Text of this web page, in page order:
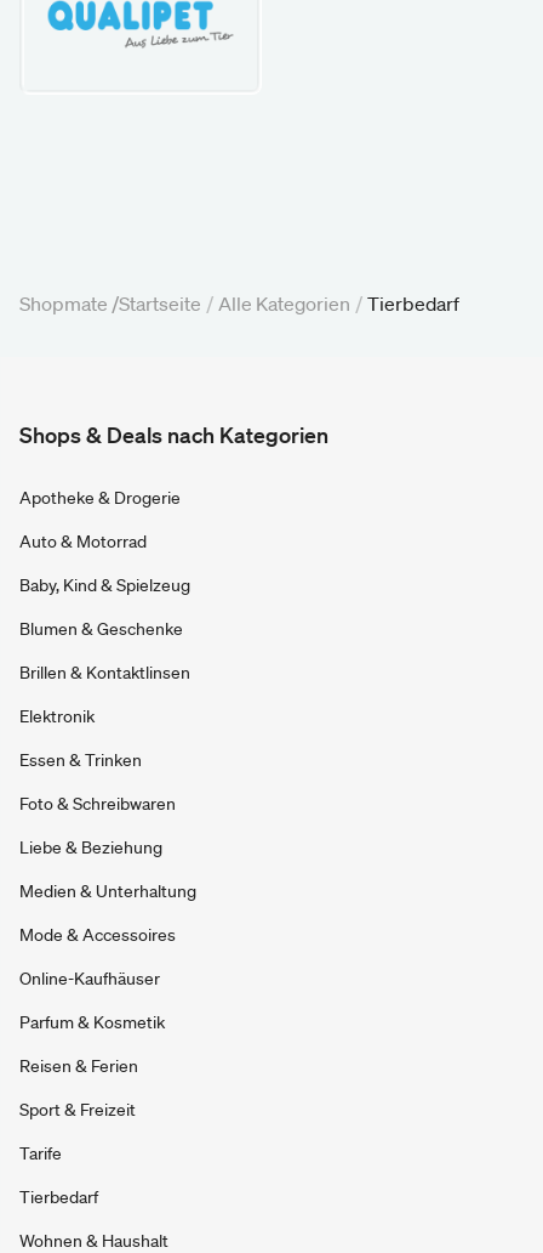
Shopmate /Startseite / Alle Kategorien / Tierbedarf
Shops & Deals nach Kategorien
Apotheke & Drogerie
Auto & Motorrad
Baby, Kind & Spielzeug
Blumen & Geschenke
Brillen & Kontaktlinsen
Elektronik
Essen & Trinken
Foto & Schreibwaren
Liebe & Beziehung
Medien & Unterhaltung
Mode & Accessoires
Online-Kaufhäuser
Parfum & Kosmetik
Reisen & Ferien
Sport & Freizeit
Tarife
Tierbedarf
Wohnen & Haushalt